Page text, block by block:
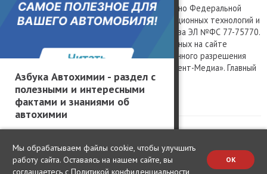
Азбука Автохимии - раздел с
полезными и интересными
фактами и знаниями об
автохимии
Сетевое издание «Kolesa.ru», зарегистрировано Федеральной
службой по надзору в сфере связи, информационных технологий и
массовых коммуникаций, номер свидетельства ЭЛ №ФС 77-75770.
Любое использование материалов, размещенных на сайте
www.kolesa.ru, допускается только с письменного разрешения
правообладателя. Учредитель ООО «Президент-Медиа». Главный
редактор Баландин М.А. 0+
Политика конфиденциальности
Мы обрабатываем файлы cookie, чтобы улучшить
работу сайта. Оставаясь на нашем сайте, вы
соглашаетесь с Политикой конфиденциальности
OK